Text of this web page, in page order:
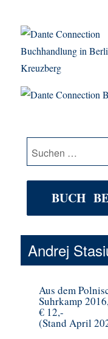
Dante
Suche
nach:
BUCH
Andrej
Aus dem
Suhrkamp
€ 12,-
(Stand April